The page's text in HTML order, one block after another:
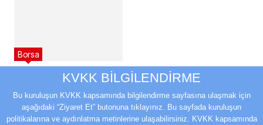
Borsa İstanbul haftaya
yükselişle başladı – 3
Ağustos 2026
Borsa
5 gün önce
KVKK BİLGİLENDİRME
Bu kuruluşun KVKK kapsamında bilgilendirme sayfasına ulaşmak için
aşağıdaki “Ziyaret Et” butonuna tıklayınız. Bu sayfada kuruluşun
politikalarına ve aydınlatma metinlerine ulaşabilirsiniz. KVKK kapsamında